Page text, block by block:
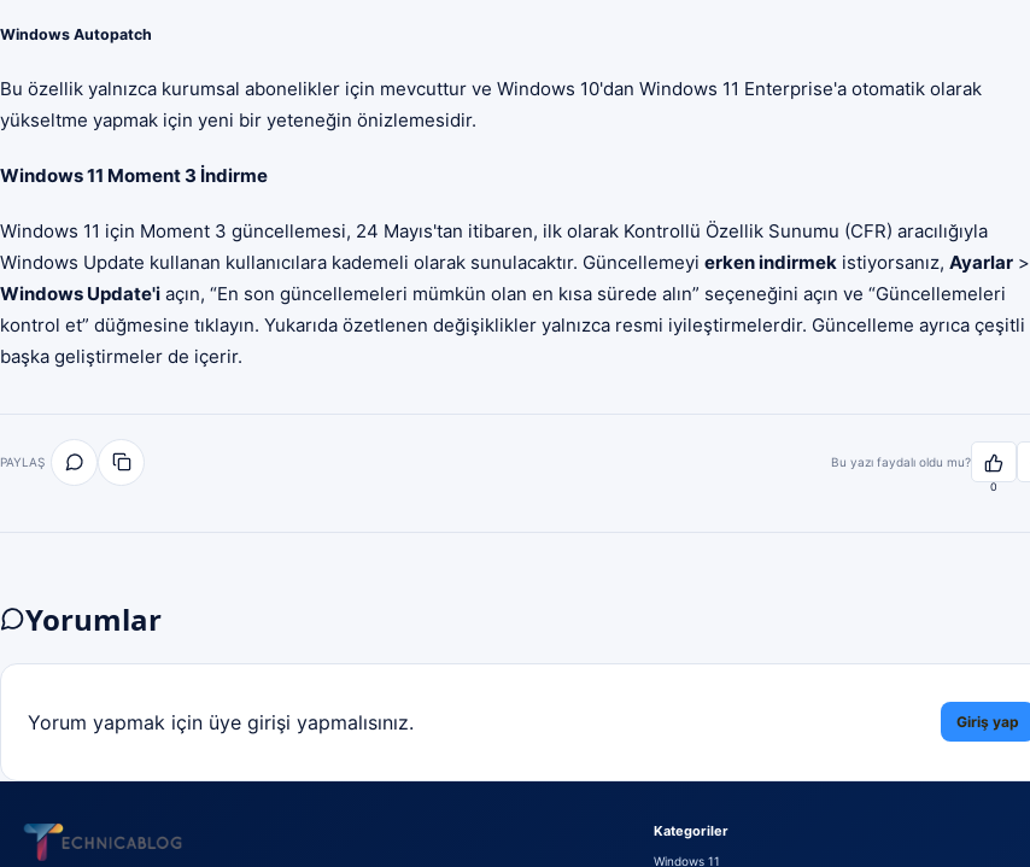
Windows Autopatch
Bu özellik yalnızca kurumsal abonelikler için mevcuttur ve Windows 10'dan Windows 11 Enterprise'a otomatik olarak
yükseltme yapmak için yeni bir yeteneğin önizlemesidir.
Windows 11 Moment 3 İndirme
Windows 11 için Moment 3 güncellemesi, 24 Mayıs'tan itibaren, ilk olarak Kontrollü Özellik Sunumu (CFR) aracılığıyla
Windows Update kullanan kullanıcılara kademeli olarak sunulacaktır. Güncellemeyi erken indirmek istiyorsanız, Ayarlar >
Windows Update'i açın, “En son güncellemeleri mümkün olan en kısa sürede alın” seçeneğini açın ve “Güncellemeleri
kontrol et” düğmesine tıklayın. Yukarıda özetlenen değişiklikler yalnızca resmi iyileştirmelerdir. Güncelleme ayrıca çeşitli
başka geliştirmeler de içerir.
PAYLAŞ Bu yazı faydalı oldu mu?
0
Yorumlar
Yorum yapmak için üye girişi yapmalısınız. Giriş yap
Kategoriler
Windows 11